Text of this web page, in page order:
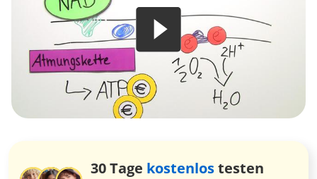
30 Tage kostenlostesten